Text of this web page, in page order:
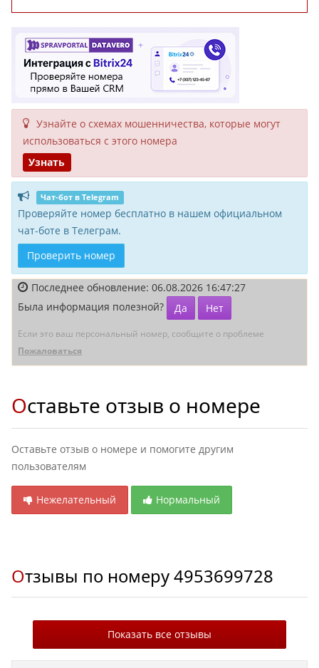
Узнайте о схемах мошенни­чества, кото­рые могут
исполь­зоваться с этого номера
Узнать
Чат-бот в Telegram
Проверяйте номер бесплатно в нашем официальном
чат-боте в Телеграм.
Проверить номер
Последнее обновление: 06.08.2026 16:47:27
Была информация полезной?
Да Нет
Если это ваш персональный номер, сообщите о проблеме
Пожаловаться
Оставьте отзыв о номере
Оставьте отзыв о номере и помогите другим
пользователям
Нежелательный Нормальный
Отзывы по номеру4953699728
Показать все отзывы